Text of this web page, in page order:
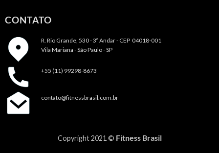
CONTATO
R. Rio Grande, 530 - 3º Andar - CEP 04018-001
Vila Mariana - São Paulo - SP
+55 (11) 99298-8673
contato@fitnessbrasil.com.br
Copyright 2021 © Fitness Brasil